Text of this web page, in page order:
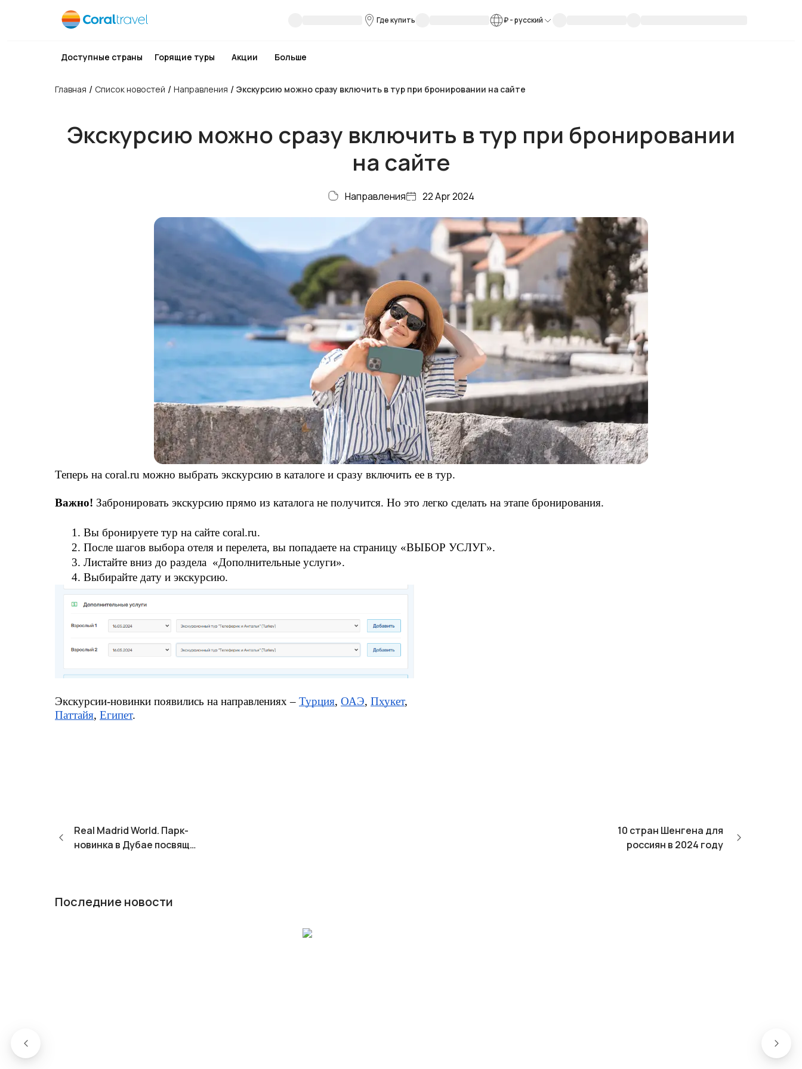
Где купить ₽-русский
Доступные страны Горящие туры Акции Больше
Главная / Список новостей / Направления / Экскурсию можно сразу включить в тур при бронировании на сайте
Экскурсию можно сразу включить в тур при бронировании
на сайте
Направления 22 Apr 2024
Теперь на coral.ru можно выбрать экскурсию в каталоге и сразу включить ее в тур.
Важно! Забронировать экскурсию прямо из каталога не получится. Но это легко сделать на этапе бронирования.
Вы бронируете тур на сайте coral.ru.
После шагов выбора отеля и перелета, вы попадаете на страницу «ВЫБОР УСЛУГ».
Листайте вниз до раздела  «Дополнительные услуги».
Выбирайте дату и экскурсию.
Экскурсии-новинки появились на направлениях – Турция, ОАЭ, Пхукет
Паттайя, Египет.
Real Madrid World. Парк-
новинка в Дубае посвящен
10 стран Шенгена для
россиян в 2024 году
Последние новости